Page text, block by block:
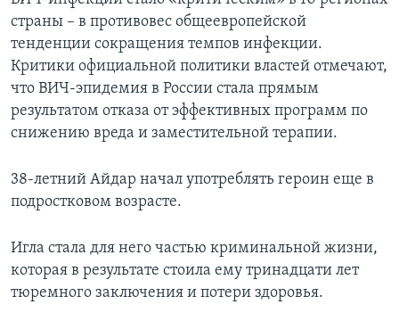
страны – в противовес общеевропейской
тенденции сокращения темпов инфекции.
Критики официальной политики властей отмечают,
что ВИЧ-эпидемия в России стала прямым
результатом отказа от эффективных программ по
снижению вреда и заместительной терапии.
38-летний Айдар начал употреблять героин еще в
подростковом возрасте.
Игла стала для него частью криминальной жизни,
которая в результате стоила ему тринадцати лет
тюремного заключения и потери здоровья.